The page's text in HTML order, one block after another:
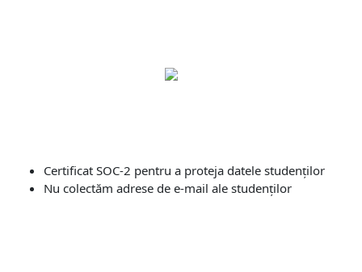
Certificat SOC-2 pentru a proteja datele studenților
Nu colectăm adrese de e-mail ale studenților